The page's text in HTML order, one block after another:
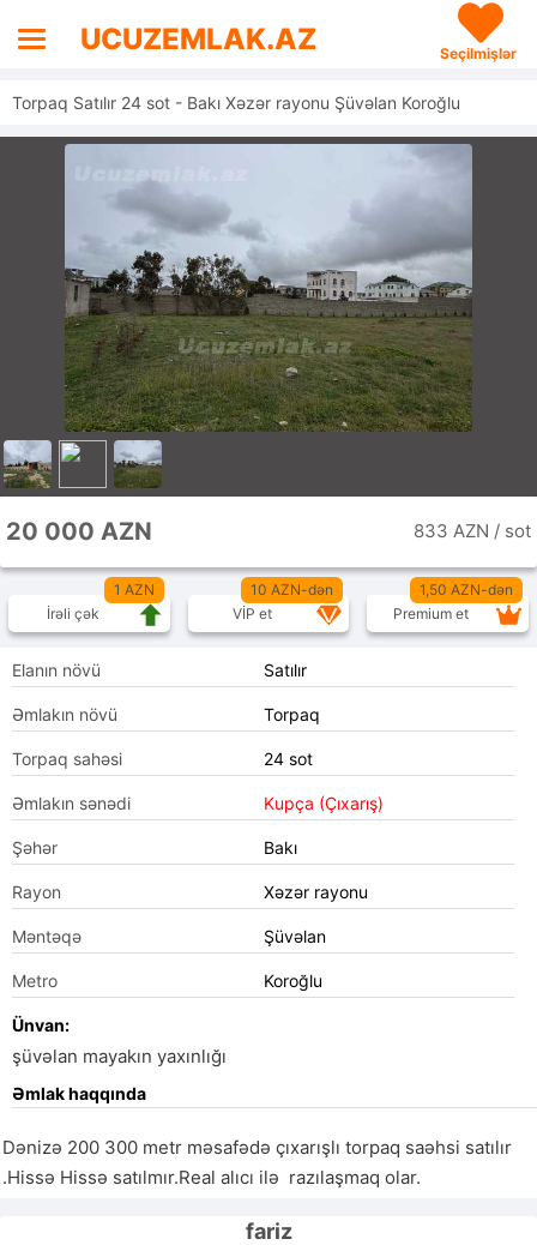
UCUZEMLAK.AZ Seçilmişlər
Torpaq Satılır 24 sot - Bakı Xəzər rayonu Şüvəlan Koroğlu
20 000 AZN 833 AZN / sot
1 AZN
İrəli çək
10 AZN-dən
VİP et
1,50 AZN-dən
Premium et
Elanın növü Satılır
Əmlakın növü Torpaq
Torpaq sahəsi 24 sot
Əmlakın sənədi Kupça (Çıxarış)
Şəhər Bakı
Rayon Xəzər rayonu
Məntəqə Şüvəlan
Metro Koroğlu
Ünvan:
şüvəlan mayakın yaxınlığı
Əmlak haqqında
Dənizə 200 300 metr məsafədə çıxarışlı torpaq saəhsi satılır
.Hissə Hissə satılmır.Real alıcı ilə  razılaşmaq olar.
fariz